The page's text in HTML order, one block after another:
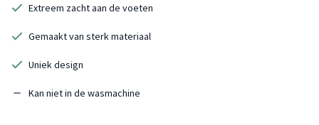
Extreem zacht aan de voeten
Gemaakt van sterk materiaal
Uniek design
Kan niet in de wasmachine